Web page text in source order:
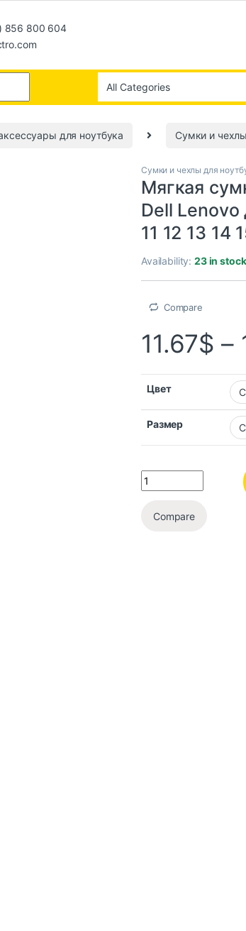
856 800 604
для ноутбука Сумки и
Сумки и чехлы для
Мягкая
Dell
11 12 13 14
Availability:23 in stock
Compare
11.67$ –
Цвет
Размер
Compare